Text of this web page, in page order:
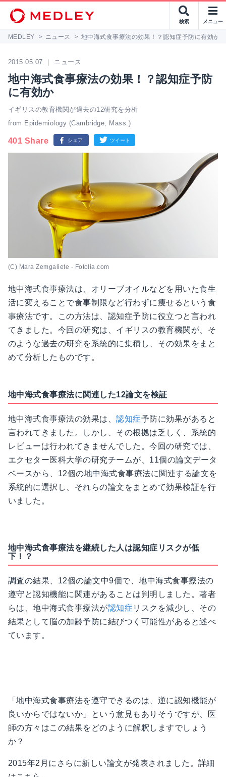
検索 メニュー
MEDLEY > ニュース > 地中海式食事療法の効果！？認知症予防に有効か
2015.05.07 ｜ ニュース
地中海式食事療法の効果！？認知症予防
に有効か
イギリスの教育機関が過去の12研究を分析
from Epidemiology (Cambridge, Mass.)
401 Share
(C) Mara Zemgaliete - Fotolia.com
地中海式食事療法は、オリーブオイルなどを用いた食生
活に変えることで食事制限など行わずに痩せるという食
事療法です。この方法は、認知症予防に役立つと言われ
てきました。今回の研究は、イギリスの教育機関が、そ
のような過去の研究を系統的に集積し、その効果をまと
めて分析したものです。
地中海式食事療法に関連した12論文を検証
地中海式食事療法の効果は、認知症予防に効果があると
言われてきました。しかし、その根拠は乏しく、系統的
レビューは行われてきませんでした。今回の研究では、
エクセター医科大学の研究チームが、11個の論文データ
ベースから、12個の地中海式食事療法に関連する論文を
系統的に選択し、それらの論文をまとめて効果検証を行
いました。
地中海式食事療法を継続した人は認知症リスクが低
下！？
調査の結果、12個の論文中9個で、地中海式食事療法の
遵守と認知機能に関連があることは判明しました。著者
らは、地中海式食事療法が認知症 リスクを減少し、その
結果として脳の加齢予防に結びつく可能性があると述べ
ています。
「地中海式食事療法を遵守できるのは、逆に認知機能が
良いからではないか」という意見もありそうですが、医
師の方々はこの結果をどのように解釈しますでしょう
か？
2015年2月にさらに新しい論文が発表されました。詳細